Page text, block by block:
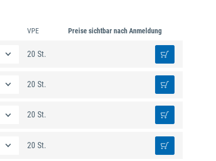
VPE Preise sichtbar nach Anmeldung
20 St.
20 St.
20 St.
20 St.